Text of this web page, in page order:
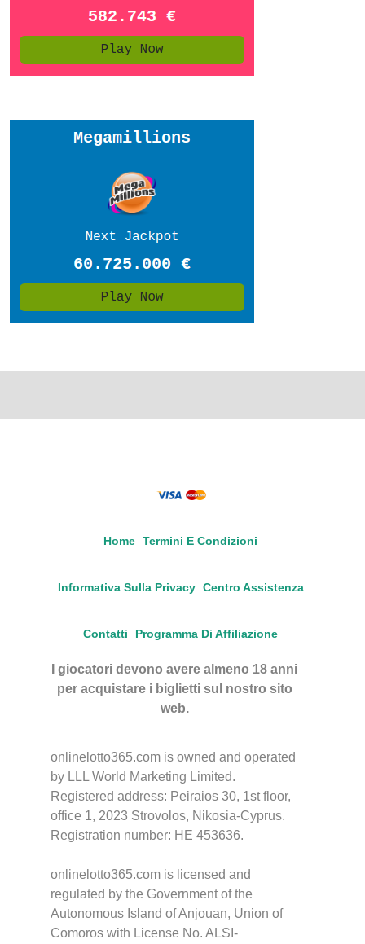
Home Termini E Condizioni
Informativa Sulla Privacy Centro Assistenza
Contatti Programma Di Affiliazione
I giocatori devono avere almeno 18 anni
per acquistare i biglietti sul nostro sito
web.
onlinelotto365.com is owned and operated
by LLL World Marketing Limited.
Registered address: Peiraios 30, 1st floor,
office 1, 2023 Strovolos, Nikosia-Cyprus.
Registration number: HE 453636.
onlinelotto365.com is licensed and
regulated by the Government of the
Autonomous Island of Anjouan, Union of
Comoros with License No. ALSI-